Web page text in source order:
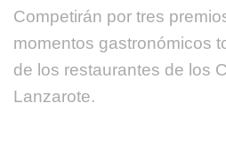
Competirán por tres
momentos gastronómicos
de los restaurantes de los
Lanzarote.